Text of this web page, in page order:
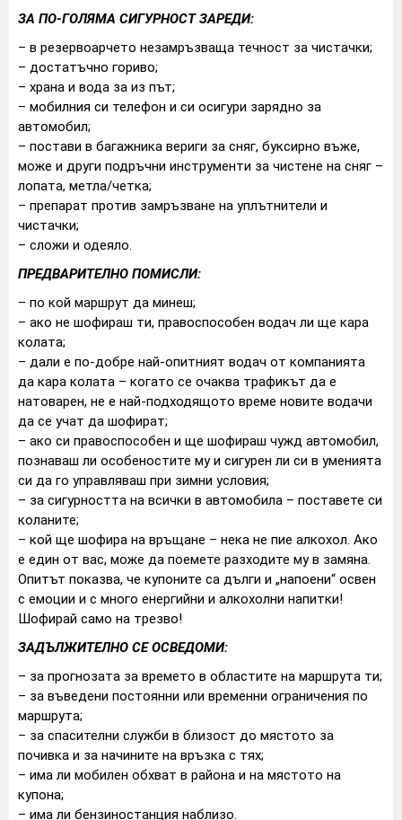
ЗА ПО-ГОЛЯМА СИГУРНОСТ ЗАРЕДИ:
– в резервоарчето незамръзваща течност за чистачки;
– достатъчно гориво;
– храна и вода за из път;
– мобилния си телефон и си осигури зарядно за
автомобил;
– постави в багажника вериги за сняг, буксирно въже,
може и други подръчни инструменти за чистене на сняг –
лопата, метла/четка;
– препарат против замръзване на уплътнители и
чистачки;
– сложи и одеяло.
ПРЕДВАРИТЕЛНО ПОМИСЛИ:
– по кой маршрут да минеш;
– ако не шофираш ти, правоспособен водач ли ще кара
колата;
– дали е по-добре най-опитният водач от компанията
да кара колата – когато се очаква трафикът да е
натоварен, не е най-подходящото време новите водачи
да се учат да шофират;
– ако си правоспособен и ще шофираш чужд автомобил,
познаваш ли особеностите му и сигурен ли си в уменията
си да го управляваш при зимни условия;
– за сигурността на всички в автомобила – поставете си
коланите;
– кой ще шофира на връщане – нека не пие алкохол. Ако
е един от вас, може да поемете разходите му в замяна.
Опитът показва, че купоните са дълги и „напоени“ освен
с емоции и с много енергийни и алкохолни напитки!
Шофирай само на трезво!
ЗАДЪЛЖИТЕЛНО СЕ ОСВЕДОМИ:
– за прогнозата за времето в областите на маршрута ти;
– за въведени постоянни или временни ограничения по
маршрута;
– за спасителни служби в близост до мястото за
почивка и за начините на връзка с тях;
– има ли мобилен обхват в района и на мястото на
купона;
– има ли бензиностанция наблизо.